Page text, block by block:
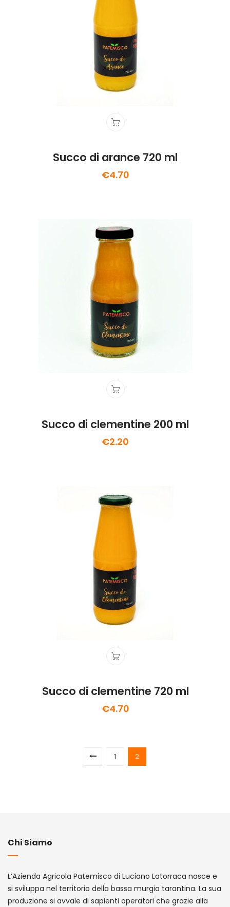
Succo di arance 720 ml
€4.70
Succo di clementine 200 ml
€2.20
Succo di clementine 720 ml
€4.70
1 2
Chi Siamo
L’Azienda Agricola Patemisco di Luciano Latorraca nasce e
si sviluppa nel territorio della bassa murgia tarantina. La sua
produzione si avvale di sapienti operatori che grazie alla